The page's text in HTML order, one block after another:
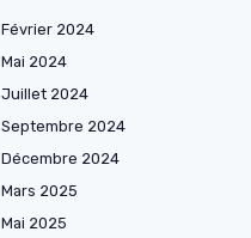
Février 2024
Mai 2024
Juillet 2024
Septembre 2024
Décembre 2024
Mars 2025
Mai 2025